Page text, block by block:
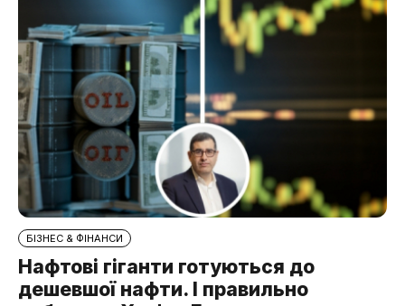
БІЗНЕС & ФІНАНСИ
Нафтові гіганти готуються до
дешевшої нафти. І правильно